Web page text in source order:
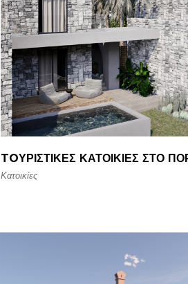
TOΥΡΙΣΤΙΚΈΣ ΚΑΤΟΙΚΊΕΣ ΣΤΟ
Κατοικίες